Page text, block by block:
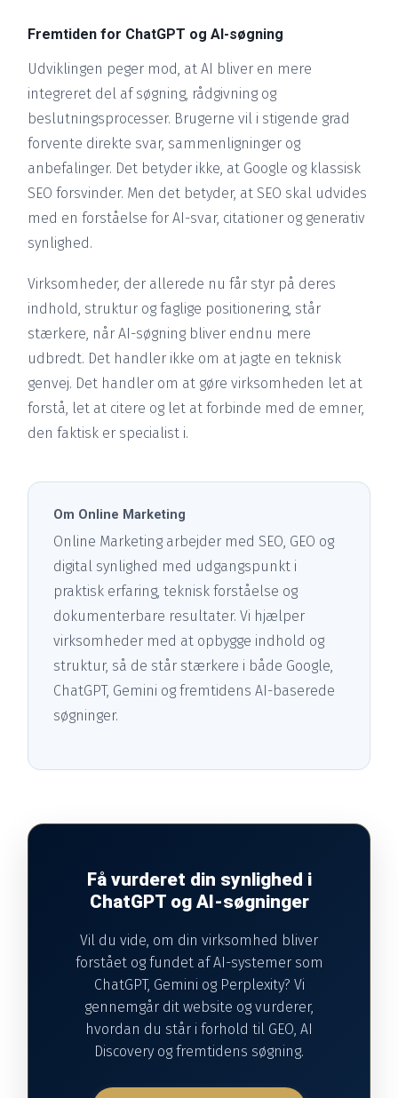
Fremtiden for ChatGPT og AI-søgning
Udviklingen peger mod, at AI bliver en mere
integreret del af søgning, rådgivning og
beslutningsprocesser. Brugerne vil i stigende grad
forvente direkte svar, sammenligninger og
anbefalinger. Det betyder ikke, at Google og klassisk
SEO forsvinder. Men det betyder, at SEO skal udvides
med en forståelse for AI-svar, citationer og generativ
synlighed.
Virksomheder, der allerede nu får styr på deres
indhold, struktur og faglige positionering, står
stærkere, når AI-søgning bliver endnu mere
udbredt. Det handler ikke om at jagte en teknisk
genvej. Det handler om at gøre virksomheden let at
forstå, let at citere og let at forbinde med de emner,
den faktisk er specialist i.
Om Online Marketing
Online Marketing arbejder med SEO, GEO og
digital synlighed med udgangspunkt i
praktisk erfaring, teknisk forståelse og
dokumenterbare resultater. Vi hjælper
virksomheder med at opbygge indhold og
struktur, så de står stærkere i både Google,
ChatGPT, Gemini og fremtidens AI-baserede
søgninger.
Få vurderet din synlighed i
ChatGPT og AI-søgninger
Vil du vide, om din virksomhed bliver
forstået og fundet af AI-systemer som
ChatGPT, Gemini og Perplexity? Vi
gennemgår dit website og vurderer,
hvordan du står i forhold til GEO, AI
Discovery og fremtidens søgning.